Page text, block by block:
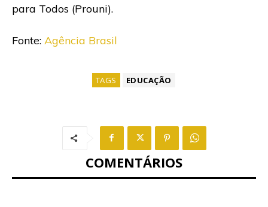
para Todos (Prouni).
Fonte: Agência Brasil
TAGS EDUCAÇÃO
COMENTÁRIOS